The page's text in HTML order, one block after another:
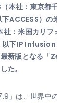
本社：東京都
ACCESS）の
：米国カリフ
以下IP Infusion
新版となる「
た。
」は、世界中